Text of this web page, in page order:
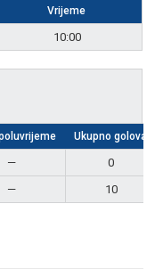
Vrijeme
10:00
Ukupno golova
—
0
— 10